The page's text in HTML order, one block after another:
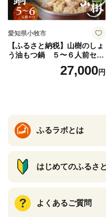
愛知県小牧市
【ふるさと納税】山樹のしょ
う油もつ鍋 ５〜６人前セッ
ト 山樹 国産 牛もつ ホルモン
モツ オンライン飲み会 ホー
27,000円
ふるラボとは
はじめてのふるさ
よくあるご質問